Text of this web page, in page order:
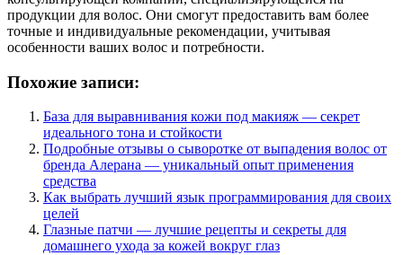
продукции для волос. Они смогут предоставить вам более
точные и индивидуальные рекомендации, учитывая
особенности ваших волос и потребности.
Похожие записи:
База для выравнивания кожи под макияж — секрет
идеального тона и стойкости
Подробные отзывы о сыворотке от выпадения волос от
бренда Алерана — уникальный опыт применения
средства
Как выбрать лучший язык программирования для своих
целей
Глазные патчи — лучшие рецепты и секреты для
домашнего ухода за кожей вокруг глаз